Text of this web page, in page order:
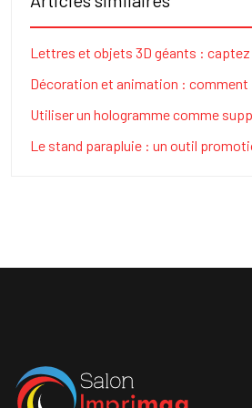
Lettres et objets 3D géants :
Décoration et animation :
Utiliser un hologramme comme
Le stand parapluie : un outil